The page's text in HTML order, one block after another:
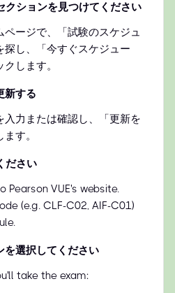
クションを見つけてください
ページで、「試験のスケジュ
探し、「今すぐスケジュー
します。
新する
入力または確認し、「更新を
す。
ださい
Pearson VUE's website.
(e.g. CLF-C02, AIF-C01)
を選択してください
take the exam: